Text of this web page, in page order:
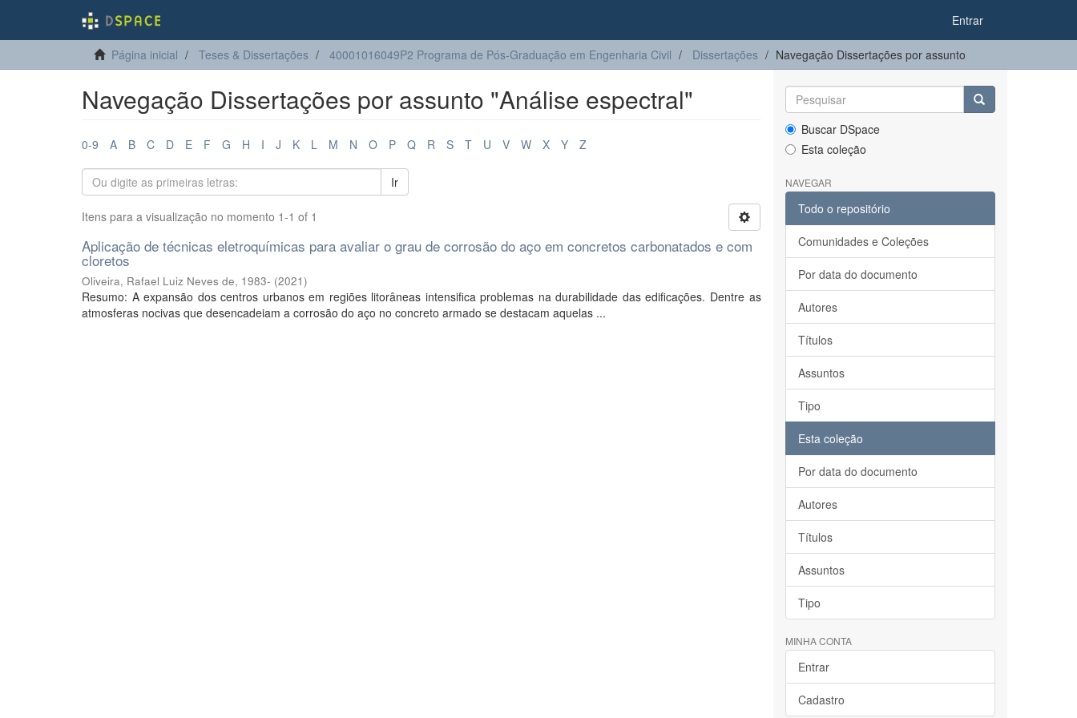
Entrar
Página inicial Teses & Dissertações 40001016049P2 Programa de Pós-Graduação em Engenharia Civil Dissertações Navegação Dissertações por assunto
Navegação Dissertações por assunto "Análise espectral"
0-9 A B C D E F G H I J K L M N O P Q R S T U V W X Y Z
Ir
Itens para a visualização no momento 1-1 of 1
Aplicação de técnicas eletroquímicas para avaliar o grau de corrosão do aço em concretos carbonatados e com
cloretos
Oliveira, Rafael Luiz Neves de, 1983- (2021)
Resumo: A expansão dos centros urbanos em regiões litorâneas intensifica problemas na durabilidade das edificações. Dentre as
atmosferas nocivas que desencadeiam a corrosão do aço no concreto armado se destacam aquelas ...
Buscar DSpace
Esta coleção
NAVEGAR
Todo o repositório
Comunidades e Coleções
Por data do documento
Autores
Títulos
Assuntos
Tipo
Esta coleção
Por data do documento
Autores
Títulos
Assuntos
Tipo
MINHA CONTA
Entrar
Cadastro